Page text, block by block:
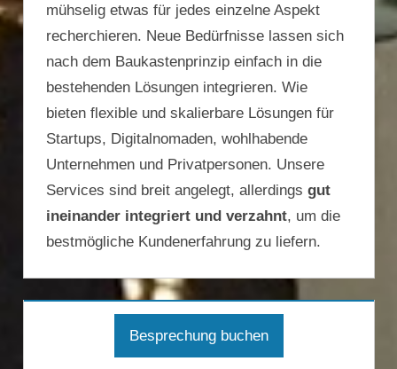
mühselig etwas für jedes einzelne Aspekt
recherchieren. Neue Bedürfnisse lassen sich
nach dem Baukastenprinzip einfach in die
bestehenden Lösungen integrieren. Wie
bieten flexible und skalierbare Lösungen für
Startups, Digitalnomaden, wohlhabende
Unternehmen und Privatpersonen. Unsere
Services sind breit angelegt, allerdings gut
ineinander integriert und verzahnt, um die
bestmögliche Kundenerfahrung zu liefern.
Besprechung buchen